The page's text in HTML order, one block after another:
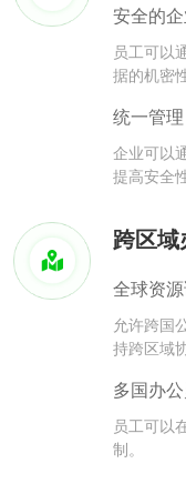
安全的
员工可以
据的机密
统一管理
企业可以
提高安全
跨区
全球资
允许跨国
持跨区域
多国办
员工可以
制。